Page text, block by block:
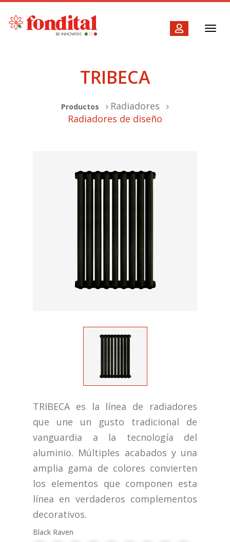
TRIBECA
Productos
Radiadores
Radiadores de diseño
TRIBECA es la línea de radiadores
que une un gusto tradicional de
vanguardia a la tecnología del
aluminio. Múltiples acabados y una
amplia gama de colores convierten
los elementos que componen esta
línea en verdaderos complementos
decorativos.
Black Raven